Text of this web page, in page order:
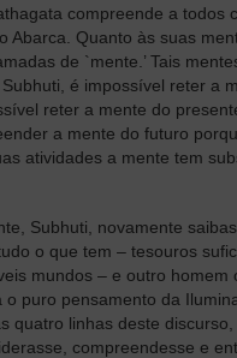
compreende a todos
Abarca. Quanto às suas
de `mente.’ Tais
é impossível reter a
reter a mente do
a mente do futuro
atividades a mente tem
Subhuti, novamente
o que tem – tesouros
mundos – e outro homem
o puro pensamento da
quatro linhas deste discurso,
compreendesse e